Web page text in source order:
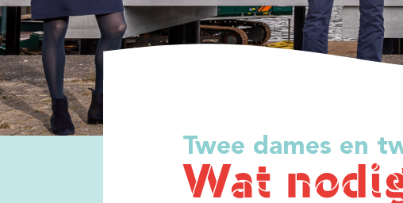
Twee dames en twee heren
Wat nodig is
Offshore wind: boeiend,
mensen met een hart voor